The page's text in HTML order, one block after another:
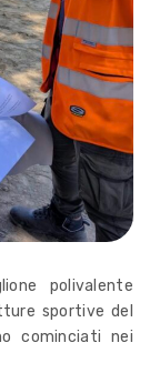
polivalente
sportive del
cominciati nei